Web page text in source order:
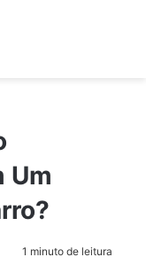
Um
1 minuto de leitura